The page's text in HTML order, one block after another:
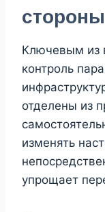
Ключевым из
контроль
отделены из
изменять
упрощает